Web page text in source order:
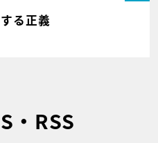
る正義
・RSS